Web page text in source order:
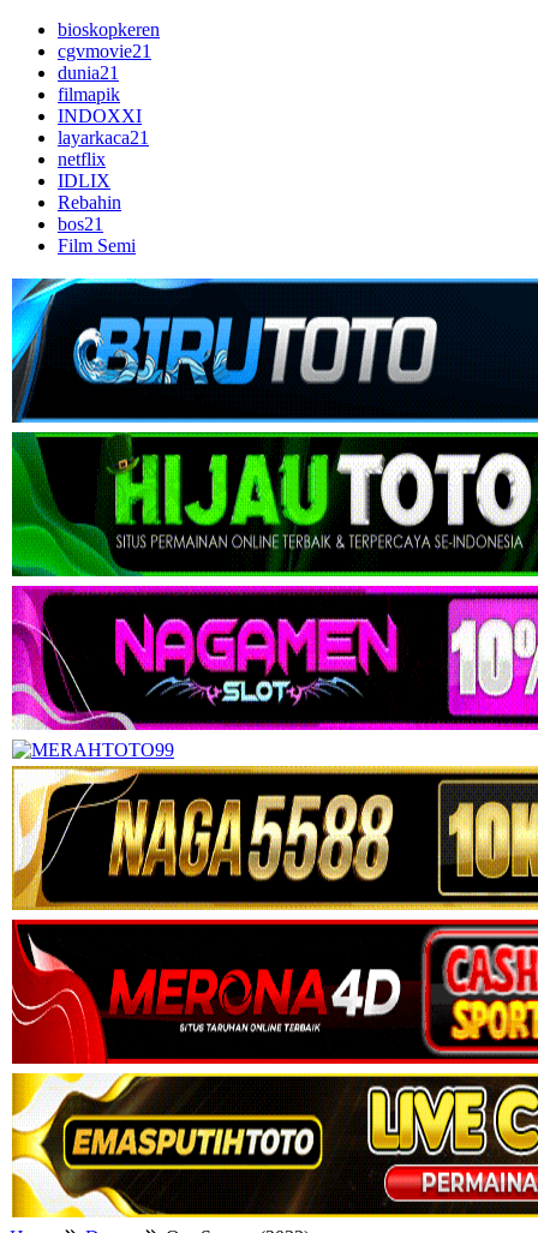
bioskopkeren
cgvmovie21
dunia21
filmapik
INDOXXI
layarkaca21
netflix
IDLIX
Rebahin
bos21
Film Semi